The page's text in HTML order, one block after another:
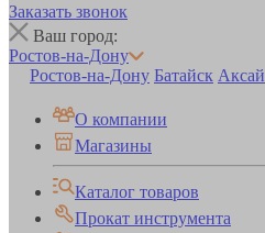
Заказать звонок
Ваш город:
Ростов-на-Дону
Ростов-на-Дону Батайск Аксай
О компании
Магазины
Каталог товаров
Прокат инструмента